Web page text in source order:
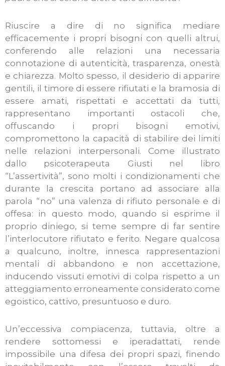
Riuscire a dire di no significa mediare
efficacemente i propri bisogni con quelli altrui,
conferendo alle relazioni una necessaria
connotazione di autenticità, trasparenza, onestà
e chiarezza. Molto spesso, il desiderio di apparire
gentili, il timore di essere rifiutati e la bramosia di
essere amati, rispettati e accettati da tutti,
rappresentano importanti ostacoli che,
offuscando i propri bisogni emotivi,
compromettono la capacità di stabilire dei limiti
nelle relazioni interpersonali. Come illustrato
dallo psicoterapeuta Giusti nel libro
“L’assertività”, sono molti i condizionamenti che
durante la crescita portano ad associare alla
parola “no” una valenza di rifiuto personale e di
offesa: in questo modo, quando si esprime il
proprio diniego, si teme sempre di far sentire
l’interlocutore rifiutato e ferito. Negare qualcosa
a qualcuno, inoltre, innesca rappresentazioni
mentali di abbandono e non accettazione,
inducendo vissuti emotivi di colpa rispetto a un
atteggiamento erroneamente considerato come
egoistico, cattivo, presuntuoso e duro.
Un’eccessiva compiacenza, tuttavia, oltre a
rendere sottomessi e iperadattati, rende
impossibile una difesa dei propri spazi, finendo